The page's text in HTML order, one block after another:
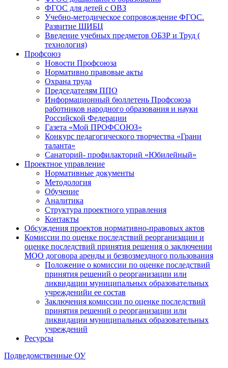
ФГОС для детей с ОВЗ
Учебно-методическое сопровождение ФГОС.
Развитие ШИБЦ
Введение учебных предметов ОБЗР и Труд (
технология)
Профсоюз
Новости Профсоюза
Нормативно правовые акты
Охрана труда
Председателям ППО
Информационный бюллетень Профсоюза
работников народного образования и науки
Российской Федерации
Газета «Мой ПРОФСОЮЗ»
Конкурс педагогического творчества «Грани
таланта»
Санаторий- профилакторий «Юбилейный»
Проектное управление
Нормативные документы
Методология
Обучение
Аналитика
Структура проектного управления
Контакты
Обсуждения проектов нормативно-правовых актов
Комиссии по оценке последствий реорганизации и
оценке последствий принятия решения о заключении
МОО договора аренды и безвозмездного пользования
Положение о комиссии по оценке последствий
принятия решений о реорганизации или
ликвидации муниципальных образовательных
учрежденийи ее состав
Заключения комиссии по оценке последствий
принятия решений о реорганизации или
ликвидации муниципальных образовательных
учреждений
Ресурсы
Подведомственные ОУ